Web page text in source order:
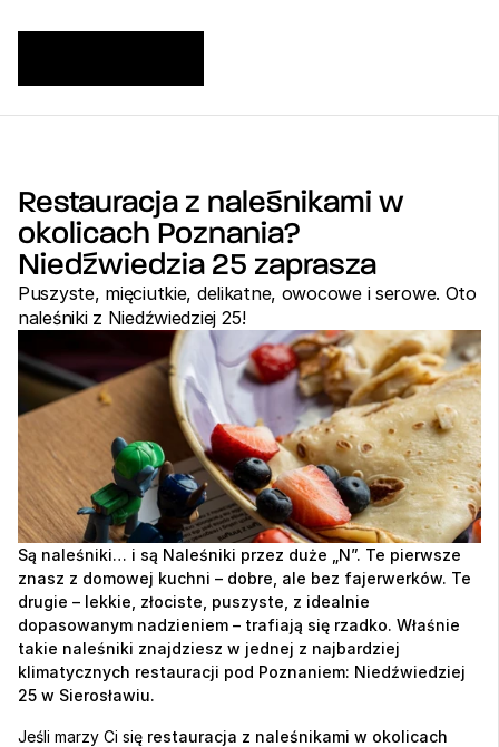
Restauracja z naleśnikami w
okolicach Poznania?
Niedźwiedzia 25 zaprasza
Puszyste, mięciutkie, delikatne, owocowe i serowe. Oto
naleśniki z Niedźwiedziej 25!
Są naleśniki… i są Naleśniki przez duże „N”. Te pierwsze
znasz z domowej kuchni – dobre, ale bez fajerwerków. Te
drugie – lekkie, złociste, puszyste, z idealnie
dopasowanym nadzieniem – trafiają się rzadko. Właśnie
takie naleśniki znajdziesz w jednej z najbardziej
klimatycznych restauracji pod Poznaniem: Niedźwiedziej
25 w Sierosławiu.
Jeśli marzy Ci się restauracja z naleśnikami w okolicach